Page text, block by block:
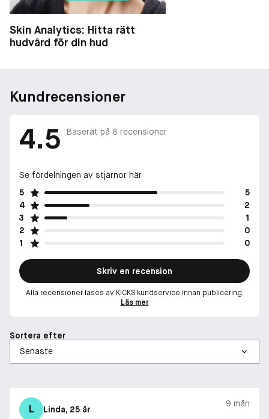
Skin Analytics: Hitta rätt
hudvård för din hud
Kundrecensioner
4.5 Baserat på 8 recensioner
Se fördelningen av stjärnor här
5
5
4
2
3
1
2
0
1
0
Skriv en recension
Alla recensioner läses av KICKS kundservice innan publicering.
Läs mer
Sortera efter
L Linda, 25 år
9 mån